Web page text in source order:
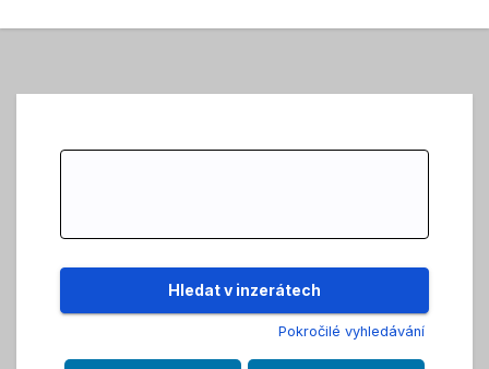
Pokročilé vyhledávání